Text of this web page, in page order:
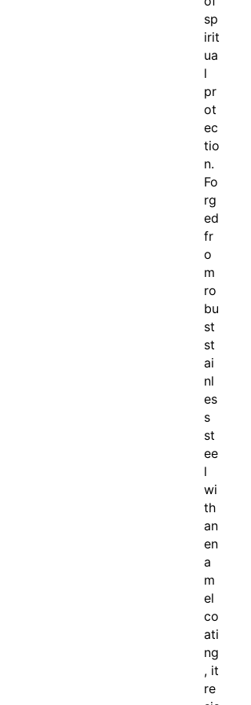
sp
irit
ua
l
pr
ot
ec
tio
n.
Fo
rg
ed
fr
o
m
ro
bu
st
st
ai
nl
es
s
st
ee
l
wi
th
an
en
a
m
el
co
ati
ng
, it
re